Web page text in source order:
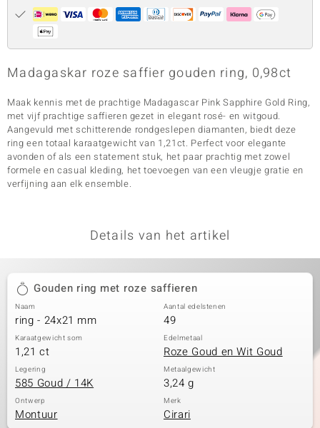
Madagaskar roze saffier gouden ring, 0,98ct
Maak kennis met de prachtige Madagascar Pink Sapphire Gold Ring,
met vijf prachtige saffieren gezet in elegant rosé- en witgoud.
Aangevuld met schitterende rondgeslepen diamanten, biedt deze
ring een totaal karaatgewicht van 1,21ct. Perfect voor elegante
avonden of als een statement stuk, het paar prachtig met zowel
formele en casual kleding, het toevoegen van een vleugje gratie en
verfijning aan elk ensemble.
Details van het artikel
Gouden ring met roze saffieren
Naam
ring - 24x21 mm
Aantal edelstenen
49
Karaatgewicht som
1,21 ct
Edelmetaal
Roze Goud en Wit Goud
Legering
585 Goud / 14K
Metaalgewicht
3,24 g
Ontwerp
Montuur
Merk
Cirari